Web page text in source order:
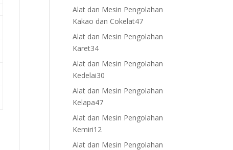
products
Alat dan Mesin Pengolahan
Kakao dan Cokelat4747
products
Alat dan Mesin Pengolahan
Karet3434
products
Alat dan Mesin Pengolahan
Kedelai30
products
Alat dan Mesin Pengolahan
Kelapa4747
products
Alat dan Mesin Pengolahan
Kemiri12
products
Alat dan Mesin Pengolahan